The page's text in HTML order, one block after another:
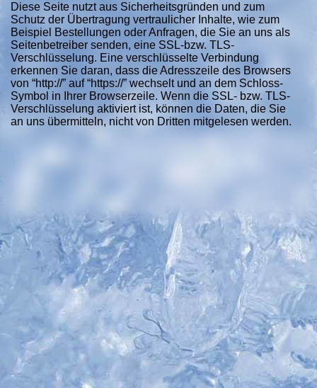
Diese Seite nutzt aus Sicherheitsgründen und zum
Schutz der Übertragung vertraulicher Inhalte, wie zum
Beispiel Bestellungen oder Anfragen, die Sie an uns als
Seitenbetreiber senden, eine SSL-bzw. TLS-
Verschlüsselung. Eine verschlüsselte Verbindung
erkennen Sie daran, dass die Adresszeile des Browsers
von “http://” auf “https://” wechselt und an dem Schloss-
Symbol in Ihrer Browserzeile. Wenn die SSL- bzw. TLS-
Verschlüsselung aktiviert ist, können die Daten, die Sie
an uns übermitteln, nicht von Dritten mitgelesen werden.